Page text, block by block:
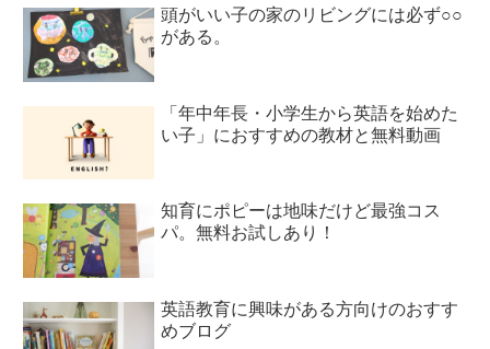
頭がいい子の家のリビングには必ず○○
がある。
「年中年長・小学生から英語を始めた
い子」におすすめの教材と無料動画
知育にポピーは地味だけど最強コス
パ。無料お試しあり！
英語教育に興味がある方向けのおすす
めブログ